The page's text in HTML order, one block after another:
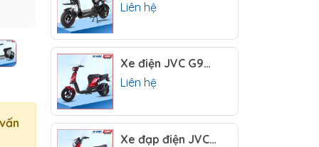
Liên hệ
Xe điện JVC G9S NFC
Liên hệ
Xe đạp điện JVC G5 Sport